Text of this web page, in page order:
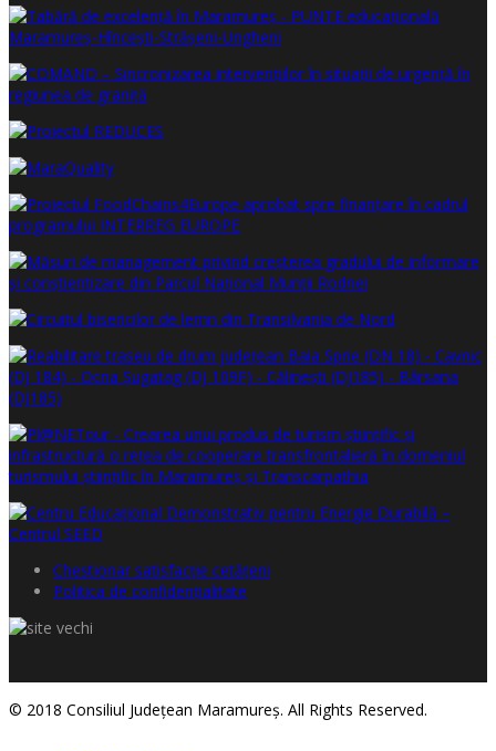
Chestionar satisfacţie cetăţeni
Politica de confidențialitate
© 2018 Consiliul Judeţean Maramureş. All Rights Reserved.